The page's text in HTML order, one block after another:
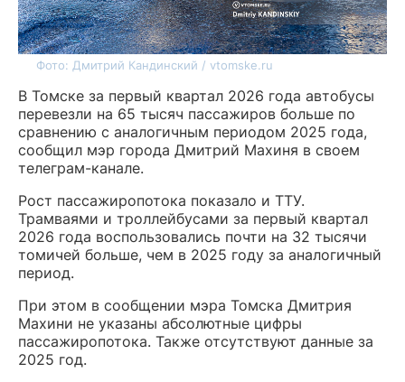
Фото: Дмитрий Кандинский / vtomske.ru
В Томске за первый квартал 2026 года автобусы
перевезли на 65 тысяч пассажиров больше по
сравнению с аналогичным периодом 2025 года,
сообщил мэр города Дмитрий Махиня в своем
телеграм-канале.
Рост пассажиропотока показало и ТТУ.
Трамваями и троллейбусами за первый квартал
2026 года воспользовались почти на 32 тысячи
томичей больше, чем в 2025 году за аналогичный
период.
При этом в сообщении мэра Томска Дмитрия
Махини не указаны абсолютные цифры
пассажиропотока. Также отсутствуют данные за
2025 год.